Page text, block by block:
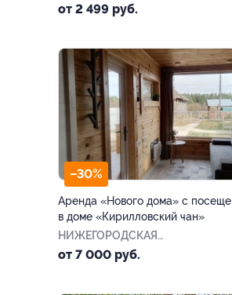
от 2 499 руб.
–30%
Аренда «Нового дома» с
в доме «Кирилловский чан»
НИЖЕГОРОДСКАЯ
ОБЛАСТЬ
от 7 000 руб.